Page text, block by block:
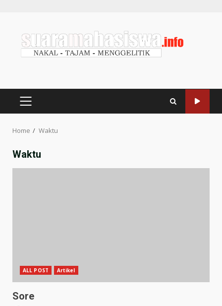
Home Waktu
Waktu
ALL POST Artikel
Sore